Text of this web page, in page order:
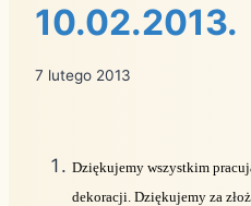
10.02.2013.
7 lutego 2013
Dziękujemy wszystkim
dekoracji. Dziękujemy za